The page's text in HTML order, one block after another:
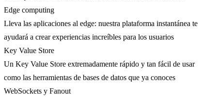
Edge computing
Lleva las aplicaciones al edge: nuestra plataforma instantánea te
ayudará a crear experiencias increíbles para los usuarios
Key Value Store
Un Key Value Store extremadamente rápido y tan fácil de usar
como las herramientas de bases de datos que ya conoces
WebSockets y Fanout